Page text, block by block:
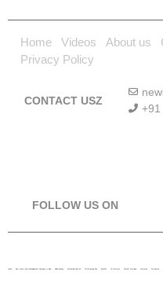
Home Videos About us
Privacy Policy
CONTACT USZ
+91
FOLLOW US ON